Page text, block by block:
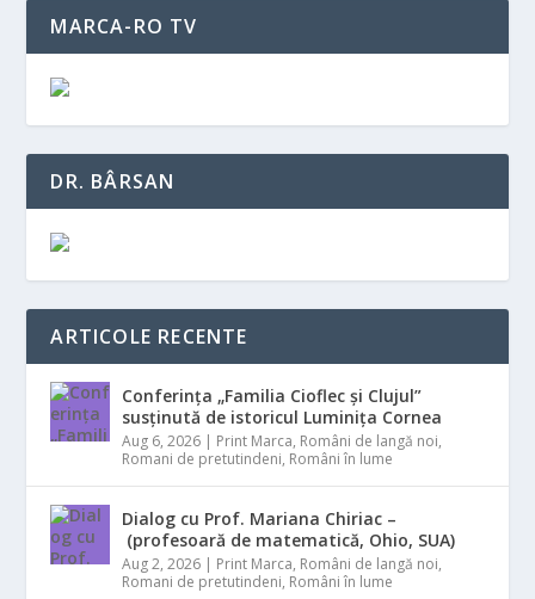
MARCA-RO TV
DR. BÂRSAN
ARTICOLE RECENTE
Conferința „Familia Cioflec și Clujul”
susținută de istoricul Luminița Cornea
Aug 6, 2026 | Print Marca, Români de langă noi,
Romani de pretutindeni, Români în lume
Dialog cu Prof. Mariana Chiriac –
(profesoară de matematică, Ohio, SUA)
Aug 2, 2026 | Print Marca, Români de langă noi,
Romani de pretutindeni, Români în lume